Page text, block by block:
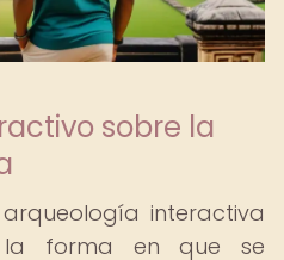
sobre la
interactiva
la forma en que se